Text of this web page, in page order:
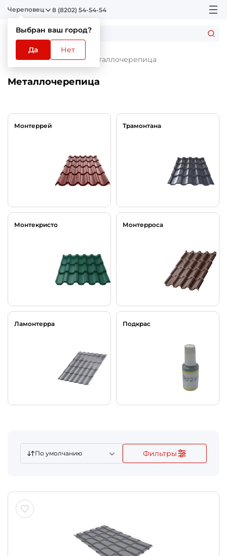
Череповец
Выбран ваш город?
Да Нет
8 (8202) 54-54-54
Главная Каталог Металлочерепица
Металлочерепица
Монтеррей Трамонтана
Монтекристо Монтерроса
Ламонтерра Подкрас
По умолчанию Фильтры